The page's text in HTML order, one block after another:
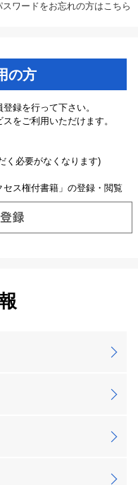
スワードをお忘れの方はこちら
の方
録を行って下さい。
をご利用いただけます。
く必要がなくなります)
セス権付書籍」の登録・閲覧